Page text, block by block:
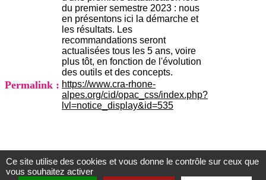
du premier semestre 2023 : nous
en présentons ici la démarche et
les résultats. Les
recommandations seront
actualisées tous les 5 ans, voire
plus tôt, en fonction de l'évolution
des outils et des concepts.
Permalink : https://www.cra-rhone-
alpes.org/cid/opac_css/index.php?
lvl=notice_display&id=535
Centre d'Information et de Documentation
d
P
i
n
e
l
F
-
6
9
R
O
N
Ce site utilise des cookies et vous donne le contrôle sur ceux que
vous souhaitez activer